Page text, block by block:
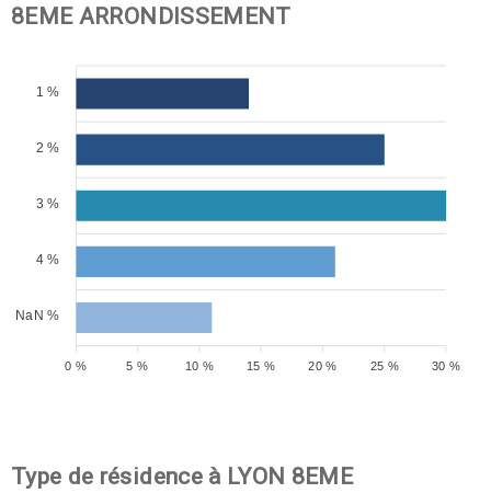
8EME ARRONDISSEMENT
1 %
2 %
3 %
4 %
NaN %
30 %
25 %
20 %
15 %
10 %
5 %
0 %
Type de résidence à LYON 8EME